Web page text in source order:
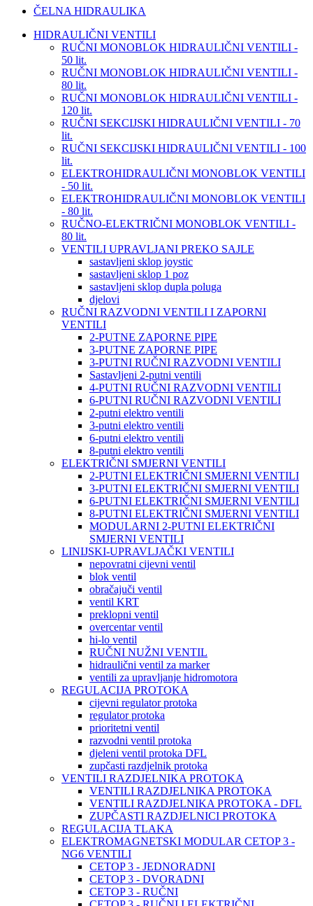
ČELNA HIDRAULIKA
HIDRAULIČNI VENTILI
RUČNI MONOBLOK HIDRAULIČNI VENTILI -
50 lit.
RUČNI MONOBLOK HIDRAULIČNI VENTILI -
80 lit.
RUČNI MONOBLOK HIDRAULIČNI VENTILI -
120 lit.
RUČNI SEKCIJSKI HIDRAULIČNI VENTILI - 70
lit.
RUČNI SEKCIJSKI HIDRAULIČNI VENTILI - 100
lit.
ELEKTROHIDRAULIČNI MONOBLOK VENTILI
- 50 lit.
ELEKTROHIDRAULIČNI MONOBLOK VENTILI
- 80 lit.
RUČNO-ELEKTRIČNI MONOBLOK VENTILI -
80 lit.
VENTILI UPRAVLJANI PREKO SAJLE
sastavljeni sklop joystic
sastavljeni sklop 1 poz
sastavljeni sklop dupla poluga
djelovi
RUČNI RAZVODNI VENTILI I ZAPORNI
VENTILI
2-PUTNE ZAPORNE PIPE
3-PUTNE ZAPORNE PIPE
3-PUTNI RUČNI RAZVODNI VENTILI
Sastavljeni 2-putni ventili
4-PUTNI RUČNI RAZVODNI VENTILI
6-PUTNI RUČNI RAZVODNI VENTILI
2-putni elektro ventili
3-putni elektro ventili
6-putni elektro ventili
8-putni elektro ventili
ELEKTRIČNI SMJERNI VENTILI
2-PUTNI ELEKTRIČNI SMJERNI VENTILI
3-PUTNI ELEKTRIČNI SMJERNI VENTILI
6-PUTNI ELEKTRIČNI SMJERNI VENTILI
8-PUTNI ELEKTRIČNI SMJERNI VENTILI
MODULARNI 2-PUTNI ELEKTRIČNI
SMJERNI VENTILI
LINIJSKI-UPRAVLJAČKI VENTILI
nepovratni cijevni ventil
blok ventil
obračajuči ventil
ventil KRT
preklopni ventil
overcentar ventil
hi-lo ventil
RUČNI NUŽNI VENTIL
hidraulični ventil za marker
ventili za upravljanje hidromotora
REGULACIJA PROTOKA
cijevni regulator protoka
regulator protoka
prioritetni ventil
razvodni ventil protoka
djeleni ventil protoka DFL
zupčasti razdjelnik protoka
VENTILI RAZDJELNIKA PROTOKA
VENTILI RAZDJELNIKA PROTOKA
VENTILI RAZDJELNIKA PROTOKA - DFL
ZUPČASTI RAZDJELNICI PROTOKA
REGULACIJA TLAKA
ELEKTROMAGNETSKI MODULAR CETOP 3 -
NG6 VENTILI
CETOP 3 - JEDNORADNI
CETOP 3 - DVORADNI
CETOP 3 - RUČNI